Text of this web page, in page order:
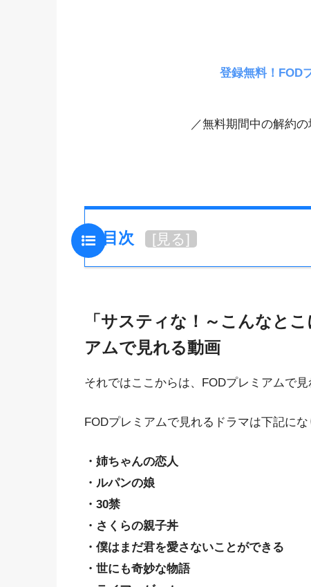
登録無料！FOD
／無料期間中の解約
目次 [見る]
「サスティな！～こんなと
アムで見れる動画
それではここからは、FODプレミアムで
FODプレミアムで見れるドラマは下記にな
・姉ちゃんの恋人
・ルパンの娘
・30禁
・さくらの親子丼
・僕はまだ君を愛さないことができる
・世にも奇妙な物語